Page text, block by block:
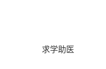
求学助医